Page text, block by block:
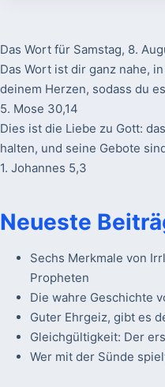
Das Wort für Samstag, 8.
Das Wort ist dir ganz nahe,
deinem Herzen, sodass du
5. Mose 30,14
Dies ist die Liebe zu Gott:
halten, und seine Gebote
1. Johannes 5,3
Neueste
Sechs Merkmale von
Propheten
Die wahre Geschichte
Guter Ehrgeiz, gibt es
Gleichgültigkeit: Der
Wer mit der Sünde